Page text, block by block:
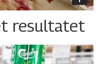
resultatet